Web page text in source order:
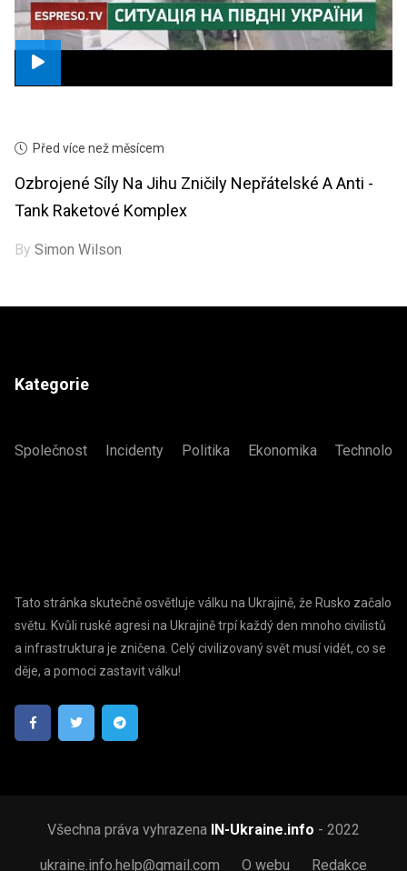
Před více než měsícem
Ozbrojené Síly Na Jihu Zničily Nepřátelské A Anti -
Tank Raketové Komplex
BySimon Wilson
Kategorie
Společnost Incidenty Politika Ekonomika
Tato stránka skutečně osvětluje válku na Ukrajině, že Rusko začalo
světu. Kvůli ruské agresi na Ukrajině trpí každý den mnoho civilistů
a infrastruktura je zničena. Celý civilizovaný svět musí vidět, co se
děje, a pomoci zastavit válku!
Všechna práva vyhrazena IN-Ukraine.info - 2022
ukraine.info.help@gmail.com O webu Redakce